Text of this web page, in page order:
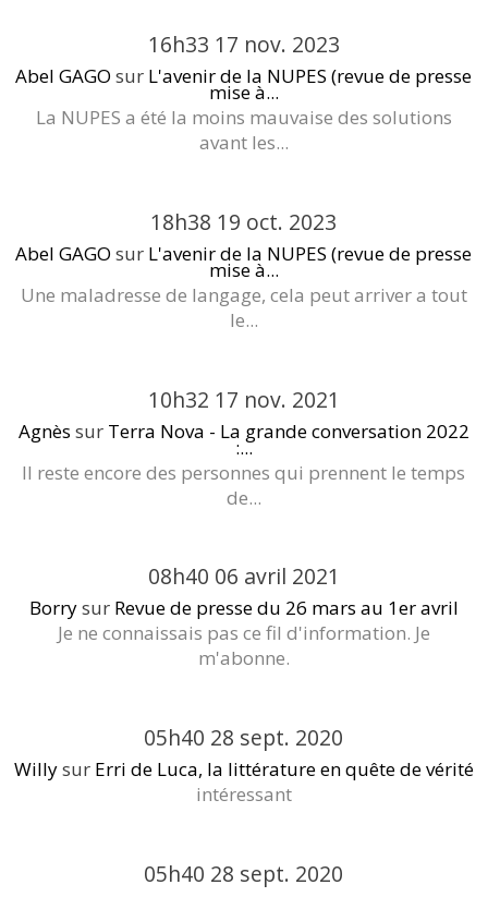
16h33 17 nov. 2023
Abel GAGO sur L'avenir de la NUPES (revue de presse
mise à...
La NUPES a été la moins mauvaise des solutions
avant les...
18h38 19 oct. 2023
Abel GAGO sur L'avenir de la NUPES (revue de presse
mise à...
Une maladresse de langage, cela peut arriver a tout
le...
10h32 17 nov. 2021
Agnès sur Terra Nova - La grande conversation 2022
:...
Il reste encore des personnes qui prennent le temps
de...
08h40 06 avril 2021
Borrysur Revue de presse du 26 mars au 1er avril
Je ne connaissais pas ce fil d'information. Je
m'abonne.
05h40 28 sept. 2020
Willysur Erri de Luca, la littérature en quête de vérité
intéressant
05h40 28 sept. 2020